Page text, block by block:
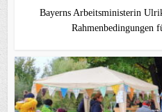
Bayerns Arbeitsministerin
Rahmenbedingungen